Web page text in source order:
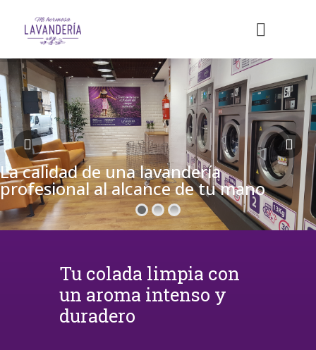
La calidad de una lavandería
profesional al alcance de tu mano
Tu colada limpia con
un aroma intenso y
duradero